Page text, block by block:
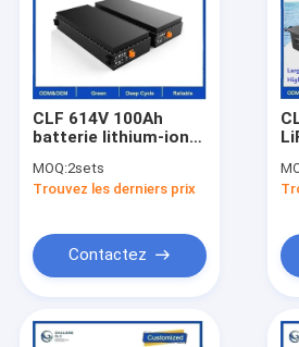
CLF 614V 100Ah
batterie lithium-ion
batterie de bateau
120KW pour le
MOQ:2sets
Trouvez les derniers prix
Contactez